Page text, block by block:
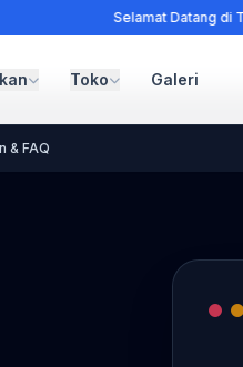
Selamat Datang di TRIKID - Solusi
Toko Galeri
& FAQ